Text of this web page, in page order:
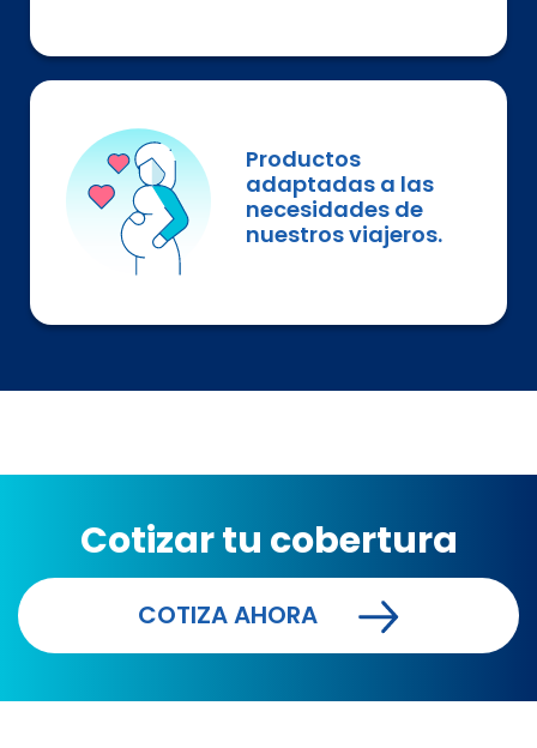
Productos
adaptadas a las
necesidades de
nuestros viajeros.
Cotizar tu cobertura
COTIZA AHORA